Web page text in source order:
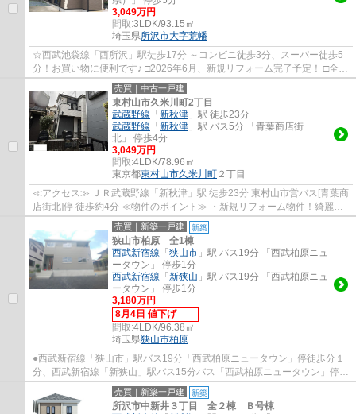
3,049万円
間取:3LDK/93.15㎡
埼玉県所沢市大字荒幡
☆西武池袋線「西所沢」駅徒歩17分 ～コンビニ徒歩3分、スーパー徒歩5
分！お買い物に便利です♪ □2026年6月、新規リフォーム完了予定！ □全室
南向きの明るいお住まい □ロフト、ウォーク...
売買｜中古一戸建
東村山市久米川町2丁目
武蔵野線 「 新秋津 」駅 徒歩23分
武蔵野線 「 新秋津 」駅 バス5分 「青葉商店街
北」 停歩4分
3,049万円
間取:4LDK/78.96㎡
東京都東村山市久米川町 ２丁目
≪アクセス≫ ＪＲ武蔵野線「新秋津」駅 徒歩23分 東村山市営バス[青葉商
店街北]停 徒歩約4分 ≪物件のポイント≫ ・新規リフォーム物件！綺麗な
室内で心地よく新生活を迎えられます♪ ・...
売買｜新築一戸建 新築
狭山市柏原 全1棟
西武新宿線 「 狭山市 」駅 バス19分 「西武柏原ニュ
ータウン」 停歩1分
西武新宿線 「 新狭山 」駅 バス19分 「西武柏原ニュ
ータウン」 停歩1分
3,180万円
8月4日 値下げ
間取:4LDK/96.38㎡
埼玉県狭山市柏原
●西武新宿線「狭山市」駅バス19分「西武柏原ニュータウン」停徒歩分１
分、西武新宿線「新狭山」駅バス15分バス「西武柏原ニュータウン」停徒
歩1分 ●南道路につき、陽当たり良好 ●カ...
売買｜新築一戸建 新築
所沢市中新井３丁目 全２棟 Ｂ号棟